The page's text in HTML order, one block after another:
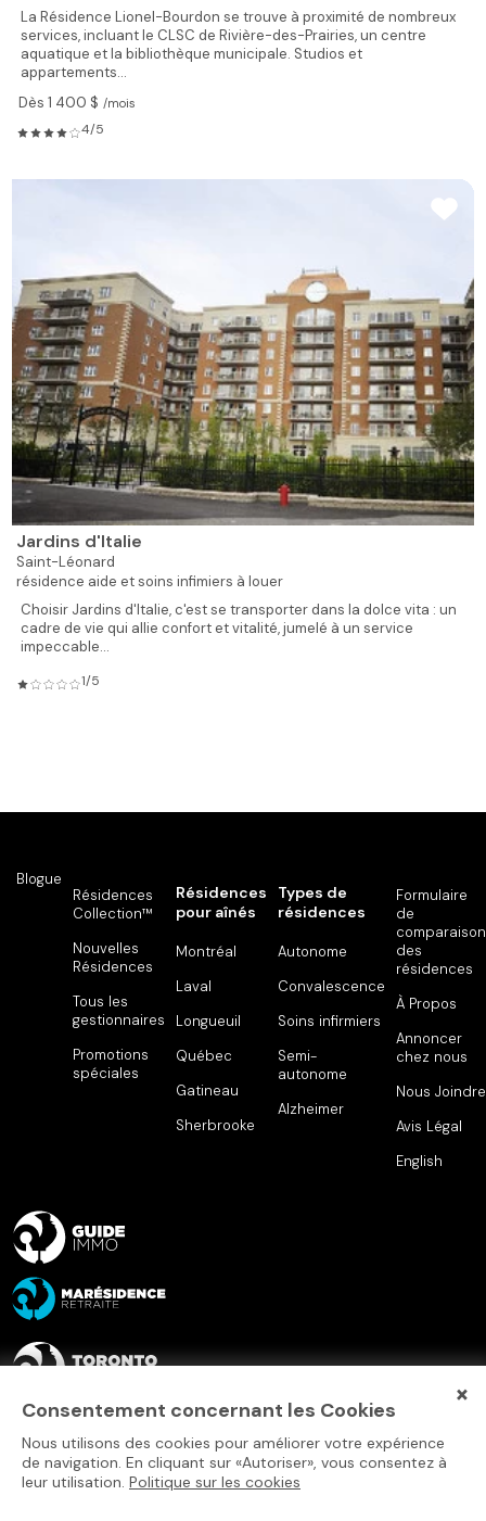
La Résidence Lionel-Bourdon se trouve à proximité de nombreux
services, incluant le CLSC de Rivière-des-Prairies, un centre
aquatique et la bibliothèque municipale. Studios et
appartements...
Dès 1 400 $ /mois
4/5
Jardins d'Italie
Saint-Léonard
résidence aide et soins infimiers à louer
Choisir Jardins d'Italie, c'est se transporter dans la dolce vita : un
cadre de vie qui allie confort et vitalité, jumelé à un service
impeccable...
1/5
×
Consentement concernant les Cookies
Nous utilisons des cookies pour améliorer votre expérience
de navigation. En cliquant sur «Autoriser», vous consentez à
leur utilisation. Politique sur les cookies
Blogue
Résidences
Collection™
Nouvelles
Résidences
Tous les
gestionnaires
Promotions
spéciales
Résidences
pour aînés
Montréal
Laval
Longueuil
Québec
Gatineau
Sherbrooke
Types de
résidences
Autonome
Convalescence
Soins infirmiers
Semi-
autonome
Alzheimer
Formulaire
de
comparaison
des
résidences
À Propos
Annoncer
chez nous
Nous Joindre
Avis Légal
English